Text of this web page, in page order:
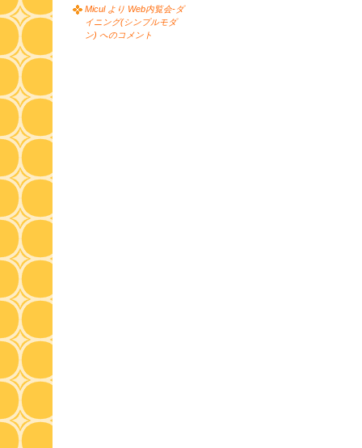
Micul より Web内覧会-ダ
イニング(シンプルモダ
ン) へのコメント